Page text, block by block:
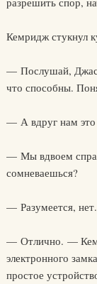
Кемридж стукнул
— Послушай,
что способны.
— А вдруг нам это
— Мы вдвоем
сомневаешься?
— Разумеется,
— Отлично. —
электронного
простое